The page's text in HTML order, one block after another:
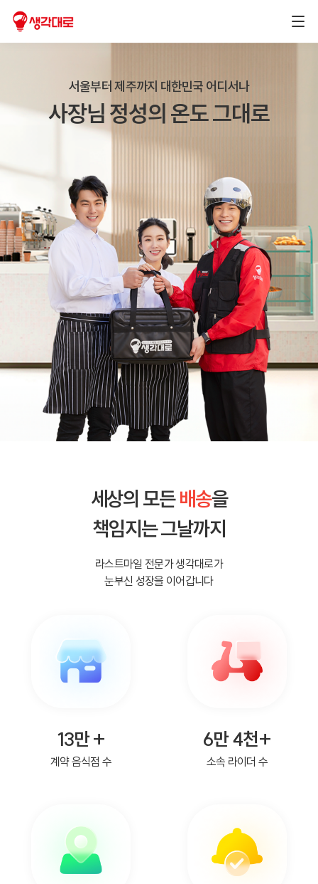
서울부터 제주까지 대한민국 어디서나
사장님 정성의 온도 그대로
세상의 모든배송을
책임지는 그날까지
라스트마일 전문가 생각대로가
눈부신 성장을 이어갑니다
13만 +
계약 음식점 수
6만 4천+
소속 라이더 수